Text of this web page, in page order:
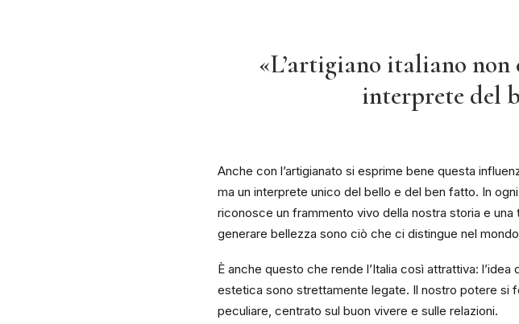
«L’artigiano italiano non
interprete del
Anche con l’artigianato si esprime bene questa
ma un interprete unico del bello e del ben fatto. In
riconosce un frammento vivo della nostra storia e
generare bellezza sono ciò che ci distingue nel
È anche questo che rende l’Italia così attrattiva:
estetica sono strettamente legate. Il nostro potere si
peculiare, centrato sul buon vivere e sulle relazioni.